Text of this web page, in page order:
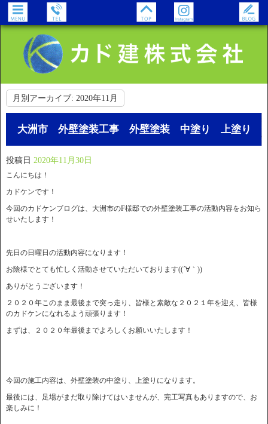
月別アーカイブ: 2020年11月
大洲市 外壁塗装工事 外壁塗装 中塗り 上塗り
投稿日 2020年11月30日
こんにちは！
カドケンです！
今回のカドケンブログは、大洲市のF様邸での外壁塗装工事の活動内容をお知ら
せいたします！
先日の日曜日の活動内容になります！
お陰様でとても忙しく活動させていただいております((´∀｀))
ありがとうございます！
２０２０年このまま最後まで突っ走り、皆様と素敵な２０２１年を迎え、皆様
のカドケンになれるよう頑張ります！
まずは、２０２０年最後までよろしくお願いいたします！
今回の施工内容は、外壁塗装の中塗り、上塗りになります。
最後には、足場がまだ取り除けてはいませんが、完工写真もありますので、お
楽しみに！